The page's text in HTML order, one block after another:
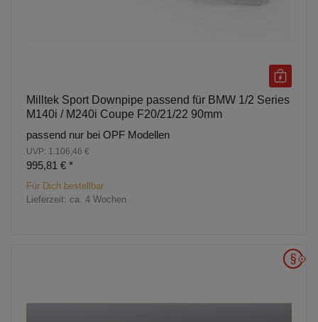
Milltek Sport Downpipe passend für BMW 1/2 Series
M140i / M240i Coupe F20/21/22 90mm
passend nur bei OPF Modellen
UVP: 1.106,46 €
995,81 € *
Für Dich bestellbar
Lieferzeit: ca. 4 Wochen